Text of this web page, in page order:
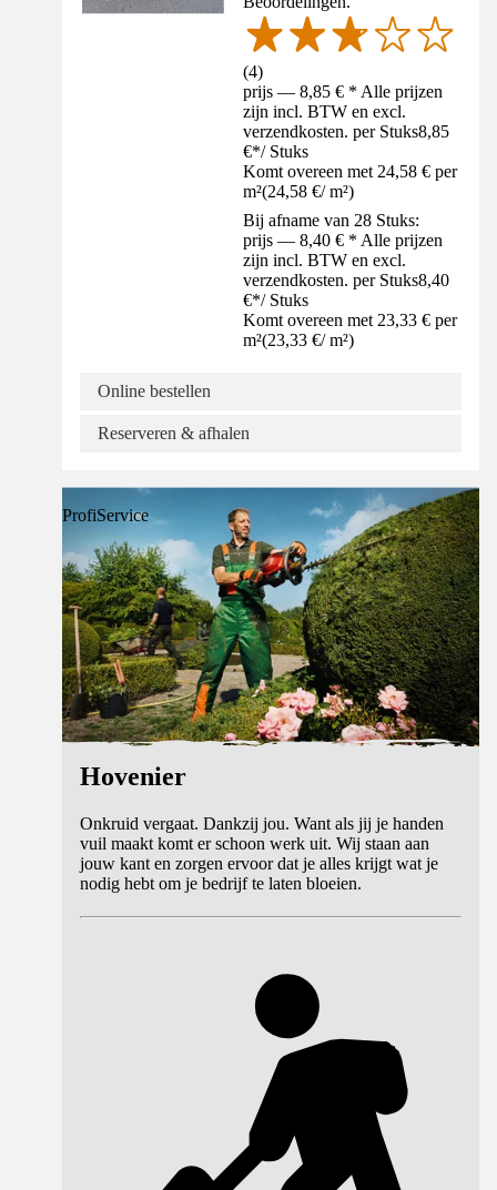
(4)
prijs — 8,85 € * Alle prijzen
zijn incl. BTW en excl.
verzendkosten. per Stuks8,85
€*/ Stuks
Komt overeen met 24,58 € per
m²(24,58 €/ m²)
Bij afname van 28 Stuks:
prijs — 8,40 € * Alle prijzen
zijn incl. BTW en excl.
verzendkosten. per Stuks8,40
€*/ Stuks
Komt overeen met 23,33 € per
m²(23,33 €/ m²)
Online bestellen
Reserveren & afhalen
ProfiService
Hovenier
Onkruid vergaat. Dankzij jou. Want als jij je handen
vuil maakt komt er schoon werk uit. Wij staan aan
jouw kant en zorgen ervoor dat je alles krijgt wat je
nodig hebt om je bedrijf te laten bloeien.